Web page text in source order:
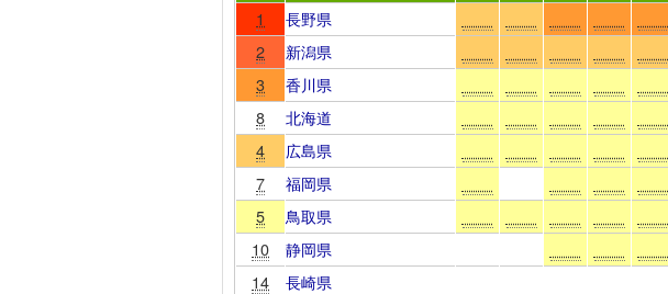
1
長野県
2
新潟県
3
香川県
8
北海道
4
広島県
7
福岡県
5
鳥取県
10
静岡県
14
長崎県